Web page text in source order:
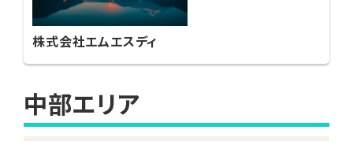
株式会社エムエスディ
中部エリア